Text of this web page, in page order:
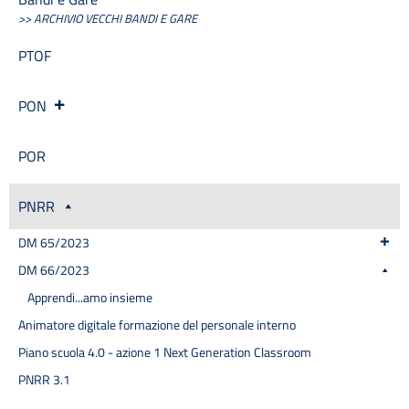
Inclusione e BES
Informazioni
Materiale didattico
Modulistica personale scuola
OIV
Organi di indirizzo politico-amministrativo
Organigramma
Personale non a tempo indeterminato
Piano di Miglioramento (PDM) Triennio 2022/2025 REVISIONE
a.s. 2024/2025
Plessi
PNSD
>> ARCHIVIO VECCHI BANDI E GARE
PTOF
PON
POR
PNRR
DM 65/2023
DM 66/2023
Apprendi...amo insieme
Animatore digitale formazione del personale interno
Piano scuola 4.0 - azione 1 Next Generation Classroom
PNRR 3.1